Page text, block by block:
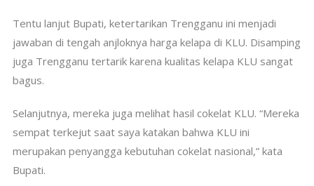
Tentu lanjut Bupati, ketertarikan Trengganu ini menjadi
jawaban di tengah anjloknya harga kelapa di KLU. Disamping
juga Trengganu tertarik karena kualitas kelapa KLU sangat
bagus.
Selanjutnya, mereka juga melihat hasil cokelat KLU. “Mereka
sempat terkejut saat saya katakan bahwa KLU ini
merupakan penyangga kebutuhan cokelat nasional,” kata
Bupati.